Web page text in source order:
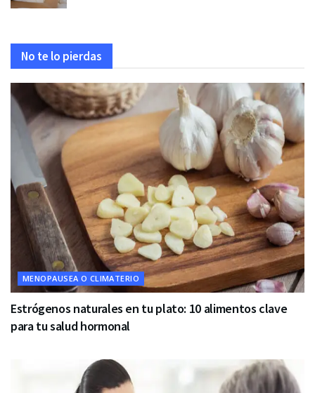
No te lo pierdas
MENOPAUSEA O CLIMATERIO
Estrógenos naturales en tu plato: 10 alimentos clave
para tu salud hormonal